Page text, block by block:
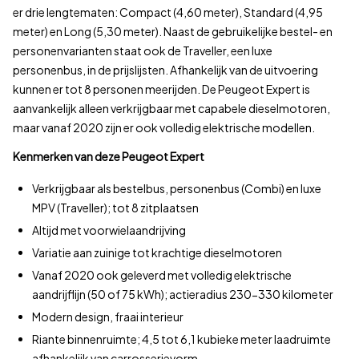
150.000–160.000 km
160.000–170.000 km
170.000–180.000 km
180.000–190.000 km
190.000–200.000 km
200.000–210.000 km
230.000–240.000 km
240.000–250.000 km
250.000–260.000 km
260.000–270.000 km
270.000–280.000 km
280.000–290.000 km
290.000 km
Wat is de gemiddelde prijs per bouwjaar?
Minimumprijs, gemiddelde prijs, maximumprijs en aantal
er drie lengtematen: Compact (4,60 meter), Standard (4,95
meter) en Long (5,30 meter). Naast de gebruikelijke bestel- en
personenvarianten staat ook de Traveller, een luxe
personenbus, in de prijslijsten. Afhankelijk van de uitvoering
kunnen er tot 8 personen meerijden. De Peugeot Expert is
aanvankelijk alleen verkrijgbaar met capabele dieselmotoren,
maar vanaf 2020 zijn er ook volledig elektrische modellen.
Kenmerken van deze Peugeot Expert
Verkrijgbaar als bestelbus, personenbus (Combi) en luxe
MPV (Traveller); tot 8 zitplaatsen
Altijd met voorwielaandrijving
Variatie aan zuinige tot krachtige dieselmotoren
Vanaf 2020 ook geleverd met volledig elektrische
aandrijflijn (50 of 75 kWh); actieradius 230-330 kilometer
Modern design, fraai interieur
Riante binnenruimte; 4,5 tot 6,1 kubieke meter laadruimte